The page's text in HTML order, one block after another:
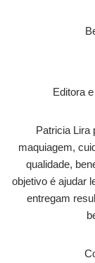
Editora
Patricia Lira
maquiagem,
qualidade,
objetivo é ajudar
entregam